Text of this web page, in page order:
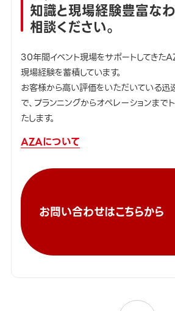
知識と現場経験豊富な
相談ください。
30年間イベント現場をサポートしてきた
現場経験を蓄積しています。
お客様から高い評価をいただいている
で、プランニングからオペレーションまで
たします。
AZAについて
お問い合わせはこちらから